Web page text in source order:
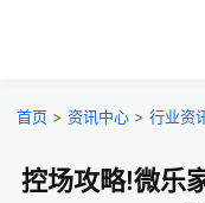
首页 > 资讯中心 > 行业资
控场攻略!微乐